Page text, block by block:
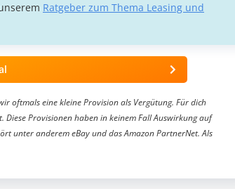
Ratgeber zum Thema Leasing und
oftmals eine kleine Provision als Vergütung. Für dich
Provisionen haben in keinem Fall Auswirkung auf
unter anderem eBay und das Amazon PartnerNet. Als